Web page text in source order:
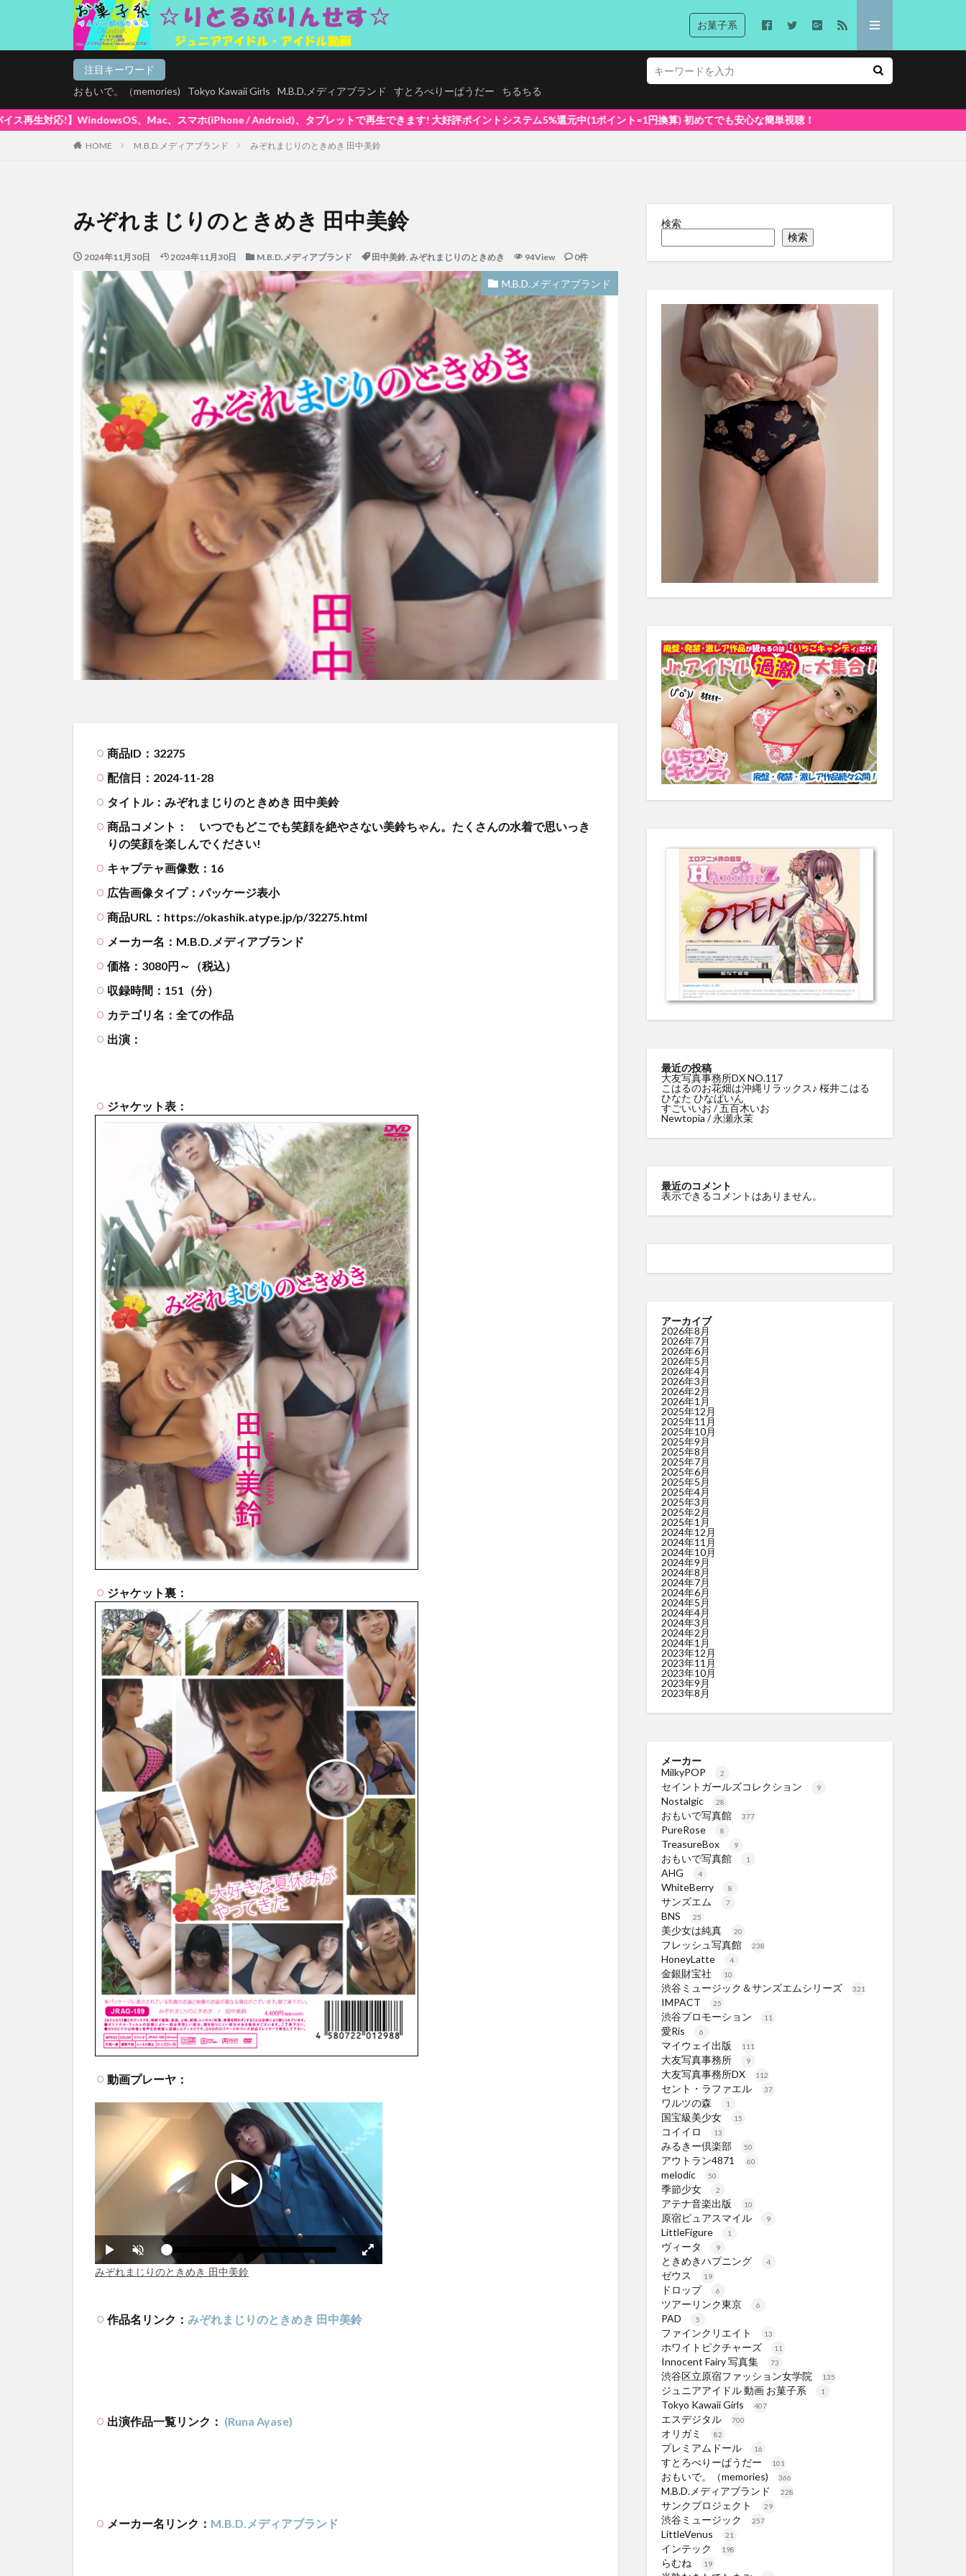
お菓子系
注目キーワード
おもいで。（memories)
Tokyo Kawaii Girls M.B.D.メディアブランド すとろべりーぱうだー ちるちる
ホ(iPhone / Android)、タブレットで再生できます! 大好評ポイントシステム5%還元中(1ポイント=1円換算) 初めてでも安心な簡単視聴！
HOME M.B.D.メディアブランド みぞれまじりのときめき 田中美鈴
みぞれまじりのときめき 田中美鈴
2024年11月30日 2024年11月30日 M.B.D.メディアブランド 田中美鈴, みぞれまじりのときめき 94View 0件
M.B.D.メディアブランド
商品ID：32275
配信日：2024-11-28
タイトル：みぞれまじりのときめき 田中美鈴
商品コメント：
いつでもどこでも笑顔を絶やさない美鈴ちゃん。たくさんの水着で思いっき
りの笑顔を楽しんでください!
キャプテャ画像数：16
広告画像タイプ：パッケージ表小
商品URL：https://okashik.atype.jp/p/32275.html
メーカー名：M.B.D.メディアブランド
価格：3080円～（税込）
収録時間：151（分）
カテゴリ名：全ての作品
出演：
ジャケット表：
ジャケット裏：
動画プレーヤ：
作品名リンク： みぞれまじりのときめき 田中美鈴
出演作品一覧リンク： (Runa Ayase)
メーカー名リンク： M.B.D.メディアブランド
検索
検索
最近の投稿
大友写真事務所DX NO.117
こはるのお花畑は沖縄リラックス♪ 桜井こはる
ひなた ひなぱいん
すごいいお / 五百木いお
Newtopia / 永瀬永茉
最近のコメント
表示できるコメントはありません。
アーカイブ
2026年8月
2026年7月
2026年6月
2026年5月
2026年4月
2026年3月
2026年2月
2026年1月
2025年12月
2025年11月
2025年10月
2025年9月
2025年8月
2025年7月
2025年6月
2025年5月
2025年4月
2025年3月
2025年2月
2025年1月
2024年12月
2024年11月
2024年10月
2024年9月
2024年8月
2024年7月
2024年6月
2024年5月
2024年4月
2024年3月
2024年2月
2024年1月
2023年12月
2023年11月
2023年10月
2023年9月
2023年8月
メーカー
MilkyPOP
2
セイントガールズコレクション 9
Nostalgic 28
おもいで写真館 377
PureRose 8
TreasureBox 9
おもいで写真館 1
AHG 4
WhiteBerry 8
サンズエム 7
BNS 25
美少女は純真 20
フレッシュ写真館 238
HoneyLatte 4
金銀財宝社 10
渋谷ミュージック＆サンズエムシリーズ 321
IMPACT 25
渋谷プロモーション 11
愛Ris 6
マイウェイ出版 111
大友写真事務所 9
大友写真事務所DX 112
セント・ラファエル 37
ワルツの森 1
国宝級美少女 15
コイイロ 13
みるきー倶楽部 50
アウトラン4871 60
melodic 50
季節少女 2
アテナ音楽出版 10
原宿ピュアスマイル 9
LittleFigure 1
ヴィータ 9
ときめきハプニング 4
ゼウス 19
ドロップ 6
ツアーリンク東京 6
PAD 5
ファインクリエイト 13
ホワイトピクチャーズ 11
Innocent Fairy 写真集 73
渋谷区立原宿ファッション女学院 135
ジュニアアイドル 動画 お菓子系 1
Tokyo Kawaii Girls 407
エスデジタル 700
オリガミ 82
プレミアムドール 16
すとろべりーぱうだー 101
おもいで。（memories) 366
M.B.D.メディアブランド 228
サンクプロジェクト 29
渋谷ミュージック 257
LittleVenus 21
インテック 198
らむね 19